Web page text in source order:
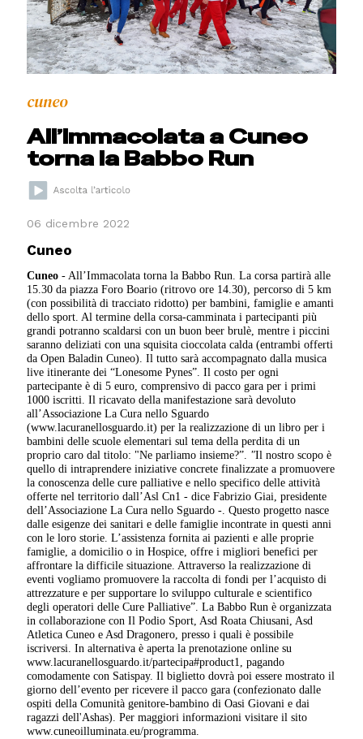
cuneo
All’Immacolata a Cuneo
torna la Babbo Run
06 dicembre 2022
Cuneo
Cuneo - All’Immacolata torna la Babbo Run. La corsa partirà alle
15.30 da piazza Foro Boario (ritrovo ore 14.30), percorso di 5 km
(con possibilità di tracciato ridotto) per bambini, famiglie e amanti
dello sport. Al termine della corsa-camminata i partecipanti più
grandi potranno scaldarsi con un buon beer brulè, mentre i piccini
saranno deliziati con una squisita cioccolata calda (entrambi offerti
da Open Baladin Cuneo). Il tutto sarà accompagnato dalla musica
live itinerante dei “Lonesome Pynes”. Il costo per ogni
partecipante è di 5 euro, comprensivo di pacco gara per i primi
1000 iscritti. Il ricavato della manifestazione sarà devoluto
all’Associazione La Cura nello Sguardo
(www.lacuranellosguardo.it) per la realizzazione di un libro per i
bambini delle scuole elementari sul tema della perdita di un
proprio caro dal titolo: "Ne parliamo insieme?”. "Il nostro scopo è
quello di intraprendere iniziative concrete finalizzate a promuovere
la conoscenza delle cure palliative e nello specifico delle attività
offerte nel territorio dall’Asl Cn1 - dice Fabrizio Giai, presidente
dell’Associazione La Cura nello Sguardo -. Questo progetto nasce
dalle esigenze dei sanitari e delle famiglie incontrate in questi anni
con le loro storie. L’assistenza fornita ai pazienti e alle proprie
famiglie, a domicilio o in Hospice, offre i migliori benefici per
affrontare la difficile situazione. Attraverso la realizzazione di
eventi vogliamo promuovere la raccolta di fondi per l’acquisto di
attrezzature e per supportare lo sviluppo culturale e scientifico
degli operatori delle Cure Palliative”.La Babbo Run è organizzata
in collaborazione con Il Podio Sport, Asd Roata Chiusani, Asd
Atletica Cuneo e Asd Dragonero, presso i quali è possibile
iscriversi. In alternativa è aperta la prenotazione online su
www.lacuranellosguardo.it/partecipa#product1, pagando
comodamente con Satispay. Il biglietto dovrà poi essere mostrato il
giorno dell’evento per ricevere il pacco gara (confezionato dalle
ospiti della Comunità genitore-bambino di Oasi Giovani e dai
ragazzi dell'Ashas).Per maggiori informazioni visitare il sito
www.cuneoilluminata.eu/programma.